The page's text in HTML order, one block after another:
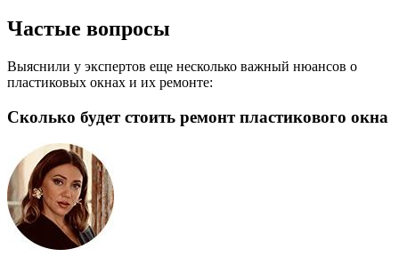
Частые вопросы
Выяснили у экспертов еще несколько важный нюансов о
пластиковых окнах и их ремонте:
Сколько будет стоить ремонт пластикового окна